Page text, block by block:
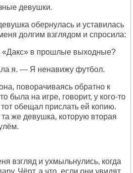
девушки.
обернулась и уставилась
долгим взглядом и спросила:
в прошлые выходные?
я. — Я ненавижу футбол.
поворачиваясь обратно к
была на игре, говорит, у кого-то
обещал прислать ей копию.
же девушка, которую вторая
взгляд и ухмыльнулись, когда
Чёрт, а что, если они увидят